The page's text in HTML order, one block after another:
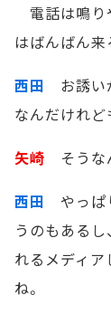
電話は鳴り
はばんばん来
西田 お誘い
なんだけれど
矢崎 そうな
西田 やっぱ
うのもあるし
れるメディア
ね。